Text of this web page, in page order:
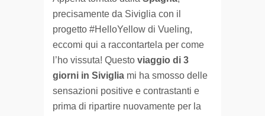
precisamente da Siviglia con il
progetto #HelloYellow di Vueling,
eccomi qui a raccontartela per come
l’ho vissuta! Questo viaggio di 3
giorni in Siviglia mi ha smosso delle
sensazioni positive e contrastanti e
prima di ripartire nuovamente per la